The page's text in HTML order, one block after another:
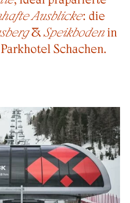
& PREISE
MIT KINDERN
RESTAURANT
PIZZERIA
Natur
Ausblicke: die
& Speikboden in
Schachen.